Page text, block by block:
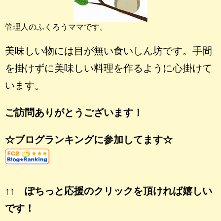
管理人のふくろうママです。
美味しい物には目が無い食いしん坊です。手間
を掛けずに美味しい料理を作るように心掛けて
います。
ご訪問ありがとうございます！
☆ブログランキングに参加してます☆
↑↑ ぽちっと応援のクリックを頂ければ嬉しい
です！